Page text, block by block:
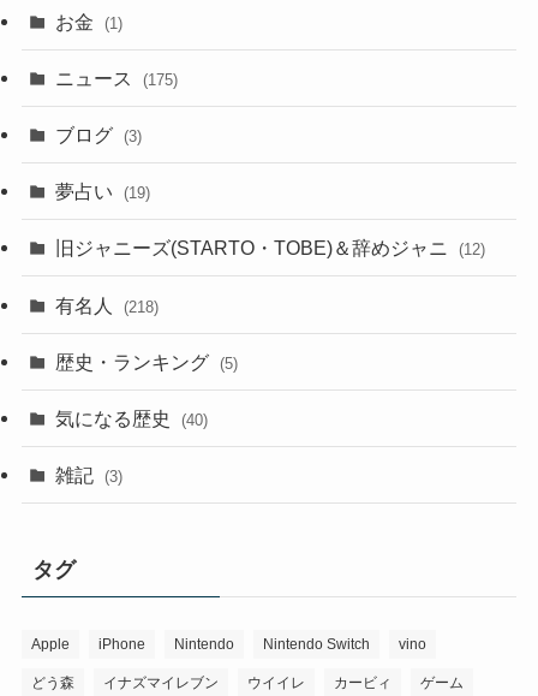
お金 (1)
ニュース (175)
ブログ (3)
夢占い (19)
旧ジャニーズ(STARTO・TOBE)＆辞めジャニ (12)
有名人 (218)
歴史・ランキング (5)
気になる歴史 (40)
雑記 (3)
タグ
Apple iPhone Nintendo Nintendo Switch vino
どう森 イナズマイレブン ウイイレ カービィ ゲーム